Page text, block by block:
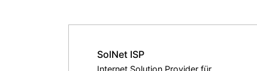
SolNet ISP
Internet Solution Provider für